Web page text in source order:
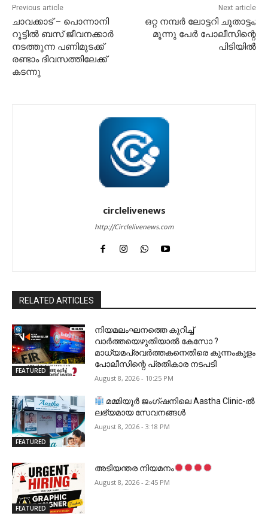
Previous article
ചാവക്കാട് – പൊന്നാനി
റൂട്ടിൽ ബസ് ജീവനക്കാർ
നടത്തുന്ന പണിമുടക്ക്
രണ്ടാം ദിവസത്തിലേക്ക്
കടന്നു
Next article
ഒറ്റ നമ്പർ ലോട്ടറി ചൂതാട്ടം;
മൂന്നു പേർ പോലീസിന്റെ
പിടിയിൽ
circlelivenews
http://Circlelivenews.com
RELATED ARTICLES
FEATURED
നിയമലംഘനത്തെ കുറിച്ച്
വാർത്തയെഴുതിയാൽ കേസോ ?
മാധ്യമപ്രവർത്തകനെതിരെ കുന്നംകുളം
പോലീസിന്റെ പ്രതികാര നടപടി
August 8, 2026 - 10:25 PM
FEATURED
മമ്മിയൂർ ജംഗ്ഷനിലെ Aastha Clinic-ൽ
ലഭ്യമായ സേവനങ്ങൾ
August 8, 2026 - 3:18 PM
FEATURED
അടിയന്തര നിയമനം
August 8, 2026 - 2:45 PM